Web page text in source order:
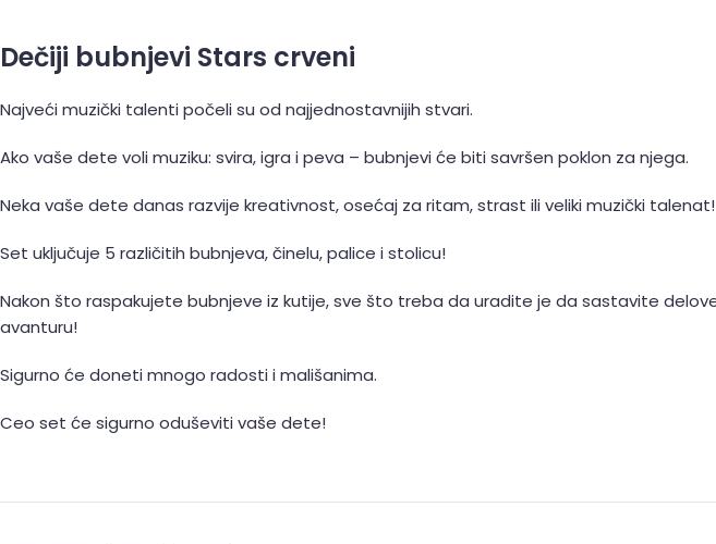
Dečiji bubnjevi Stars crveni
Najveći muzički talenti počeli su od najjednostavnijih stvari.
Ako vaše dete voli muziku: svira, igra i peva – bubnjevi će biti savršen poklon za njega.
Neka vaše dete danas razvije kreativnost, osećaj za ritam, strast ili veliki muzički talenat!
Set uključuje 5 različitih bubnjeva, činelu, palice i stolicu!
Nakon što raspakujete bubnjeve iz kutije, sve što treba da uradite je da sastavite
avanturu!
Sigurno će doneti mnogo radosti i mališanima.
Ceo set će sigurno oduševiti vaše dete!